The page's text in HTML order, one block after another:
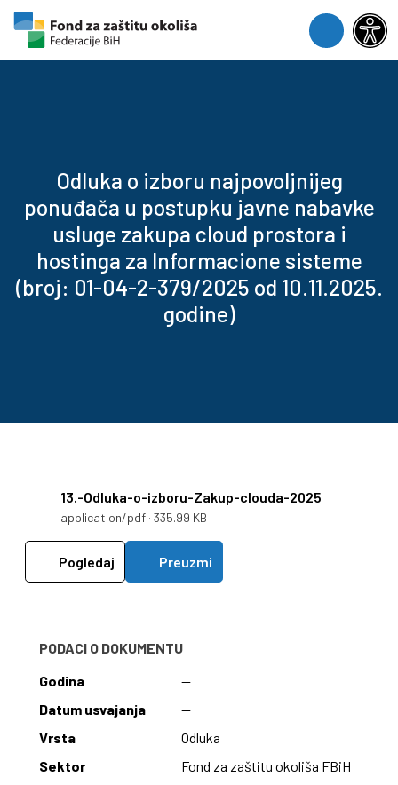
Skip to content
Skip to footer
Menu
Odluka o izboru najpovoljnijeg
ponuđača u postupku javne nabavke
usluge zakupa cloud prostora i
hostinga za Informacione sisteme
(broj: 01-04-2-379/2025 od 10.11.2025.
godine)
13.-Odluka-o-izboru-Zakup-clouda-2025
application/pdf · 335.99 KB
Pogledaj Preuzmi
PODACI O DOKUMENTU
Godina
—
Datum usvajanja
—
Vrsta
Odluka
Sektor
Fond za zaštitu okoliša FBiH